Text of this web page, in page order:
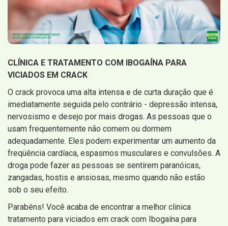
CLÍNICA E TRATAMENTO COM IBOGAÍNA PARA
VICIADOS EM CRACK
O crack provoca uma alta intensa e de curta duração que é
imediatamente seguida pelo contrário - depressão intensa,
nervosismo e desejo por mais drogas. As pessoas que o
usam frequentemente não comem ou dormem
adequadamente. Eles podem experimentar um aumento da
freqüência cardíaca, espasmos musculares e convulsões. A
droga pode fazer as pessoas se sentirem paranóicas,
zangadas, hostis e ansiosas, mesmo quando não estão
sob o seu efeito.
Parabéns! Você acaba de encontrar a melhor clinica
tratamento para viciados em crack com Ibogaína para